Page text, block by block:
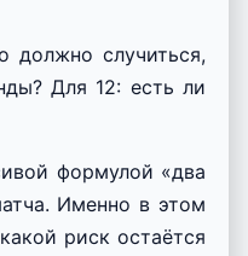
должно случиться,
Для 12: есть ли
формулой «два
Именно в этом
риск остаётся